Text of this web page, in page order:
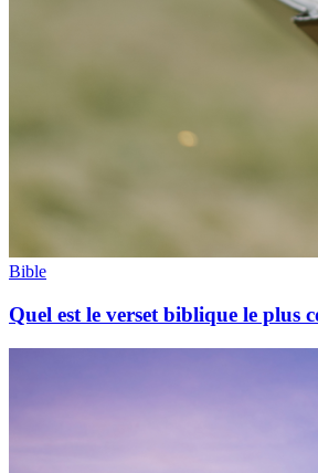
Bible
Quel est le verset biblique le plus